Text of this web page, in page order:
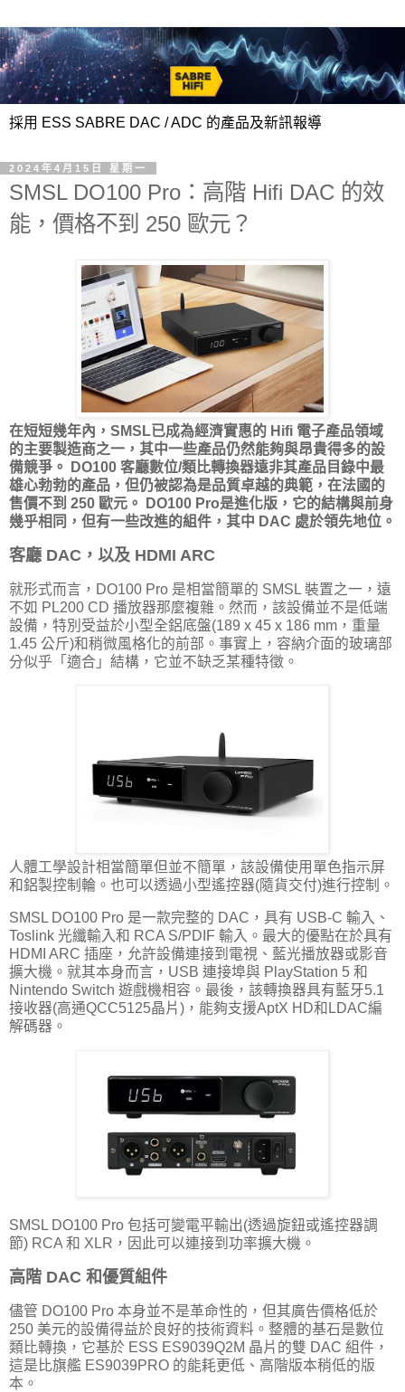
採用 ESS SABRE DAC / ADC 的產品及新訊報導
2024年4月15日 星期一
SMSL DO100 Pro：高階 Hifi DAC 的效
能，價格不到 250 歐元？
在短短幾年內，SMSL已成為經濟實惠的 Hifi 電子產品領域
的主要製造商之一，其中一些產品仍然能夠與昂貴得多的設
備競爭。 DO100 客廳數位/類比轉換器遠非其產品目錄中最
雄心勃勃的產品，但仍被認為是品質卓越的典範，在法國的
售價不到 250 歐元。 DO100 Pro是進化版，它的結構與前身
幾乎相同，但有一些改進的組件，其中 DAC 處於領先地位。
客廳 DAC，以及 HDMI ARC
就形式而言，DO100 Pro 是相當簡單的 SMSL 裝置之一，遠
不如 PL200 CD 播放器那麼複雜。然而，該設備並不是低端
設備，特別受益於小型全鋁底盤(189 x 45 x 186 mm，重量
1.45 公斤)和稍微風格化的前部。事實上，容納介面的玻璃部
分似乎「適合」結構，它並不缺乏某種特徵。
人體工學設計相當簡單但並不簡單，該設備使用單色指示屏
和鋁製控制輪。也可以透過小型遙控器(隨貨交付)進行控制。
SMSL DO100 Pro 是一款完整的 DAC，具有 USB-C 輸入、
Toslink 光纖輸入和 RCA S/PDIF 輸入。最大的優點在於具有
HDMI ARC 插座，允許設備連接到電視、藍光播放器或影音
擴大機。就其本身而言，USB 連接埠與 PlayStation 5 和
Nintendo Switch 遊戲機相容。最後，該轉換器具有藍牙5.1
接收器(高通QCC5125晶片)，能夠支援AptX HD和LDAC編
解碼器。
SMSL DO100 Pro 包括可變電平輸出(透過旋鈕或遙控器調
節) RCA 和 XLR，因此可以連接到功率擴大機。
高階 DAC 和優質組件
儘管 DO100 Pro 本身並不是革命性的，但其廣告價格低於
250 美元的設備得益於良好的技術資料。整體的基石是數位
類比轉換，它基於 ESS ES9039Q2M 晶片的雙 DAC 組件，
這是比旗艦 ES9039PRO 的能耗更低、高階版本稍低的版
本。